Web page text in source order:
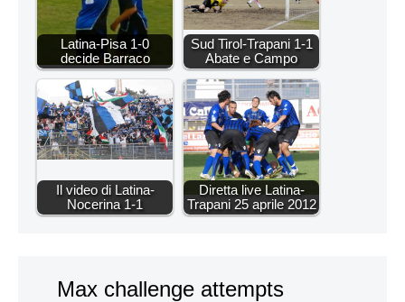
Latina-Pisa 1-0
decide Barraco
Sud Tirol-Trapani 1-1
Abate e Campo
Il video di Latina-
Nocerina 1-1
Diretta live Latina-
Trapani 25 aprile 2012